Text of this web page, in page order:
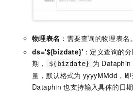
物理表名 ：需要查询的物理表名。
ds='${bizdate}' ：定义查询的
期，
${bizdate} 为 Dataphin
量，默认格式为 yyyyMMdd，即
Dataphin 也支持输入具体的日